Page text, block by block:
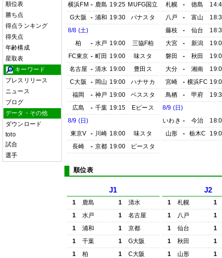
順位表
勝ち点
得点ランキング
得失点
年齢構成
星取表
キーワード
プレスリリース
ニュース
ブログ
データ・その他
ダウンロード
toto
試合
選手
横浜FM - 鹿島 19:25 MUFG国立
G大阪
- 浦和 19:30
パナスタ
8/8 (土)
柏
- 水戸 19:00
三協F柏
FC東京 - 町田 19:00
味スタ
名古屋 - 清水 19:00
豊田ス
C大阪
- 岡山 19:00
ハナサカ
福岡
- 神戸 19:00
ベススタ
広島
- 千葉 19:15
Eピース
8/9 (日)
東京V
- 川崎 18:00
味スタ
長崎
- 京都 19:00 ピースタ
札幌
- 徳島
八戸
- 富山
藤枝
- 仙台
大宮
- 新潟
磐田
- 秋田
大分
- 湘南
宮崎
- 横浜FC
鳥栖
- 甲府
8/9 (日)
いわき - 今治
山形
- 栃木C
順位表
J1
1 鹿島 1
清水
1
水戸 1
名古屋
1
浦和 1
京都
1
千葉 1
G大阪
1
柏 1
C大阪
J2
1 札幌
1
1
八戸
1
1
仙台
1
1
秋田
1
1
山形
1